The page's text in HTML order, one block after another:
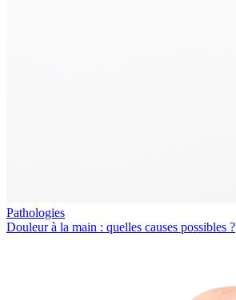
Pathologies
Douleur à la main : quelles causes possibles ?